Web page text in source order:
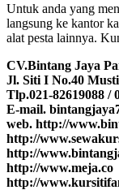
Untuk anda yang
langsung ke kantor
alat pesta lainnya.
CV.Bintang Jaya
Jl. Siti I No.40
Tlp.021-82619088 /
E-mail.
web. http://
http://
http://
http://www.meja.co
http://